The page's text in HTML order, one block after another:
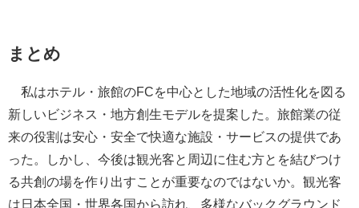
まとめ
私はホテル・旅館のFCを中心とした地域の活性化を図る
新しいビジネス・地方創生モデルを提案した。旅館業の従
来の役割は安心・安全で快適な施設・サービスの提供であ
った。しかし、今後は観光客と周辺に住む方とを結びつけ
る共創の場を作り出すことが重要なのではないか。観光客
は日本全国・世界各国から訪れ、多様なバックグラウンド